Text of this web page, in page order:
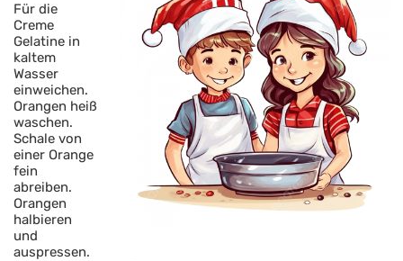
Für die
Creme
Gelatine in
kaltem
Wasser
einweichen.
Orangen heiß
waschen.
Schale von
einer Orange
fein
abreiben.
Orangen
halbieren
und
auspressen.